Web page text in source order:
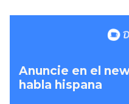
Anuncie en el
habla hispana